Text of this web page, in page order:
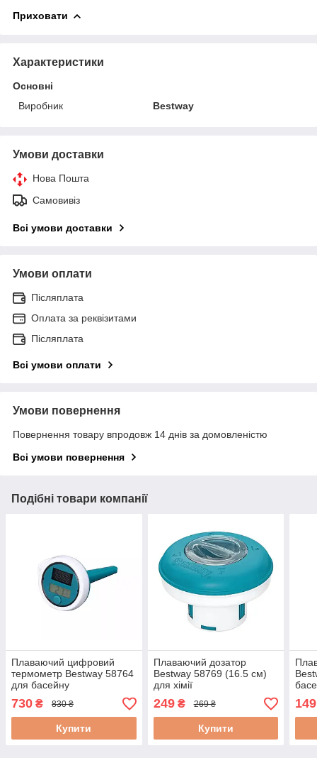
Приховати
Характеристики
Основні
Виробник
Bestway
Умови доставки
Нова Пошта
Самовивіз
Всі умови доставки
Умови оплати
Післяплата
Оплата за реквізитами
Післяплата
Всі умови оплати
Умови повернення
Повернення товару впродовж 14 днів за домовленістю
Всі умови повернення
Подібні товари компанії
Плаваючий цифровий
термометр Bestway 58764
для басейну
730 ₴ 830 ₴
Купити
Плаваючий дозатор
Bestway 58769 (16.5 см)
для хімії
249₴ 269 ₴
Купити
149